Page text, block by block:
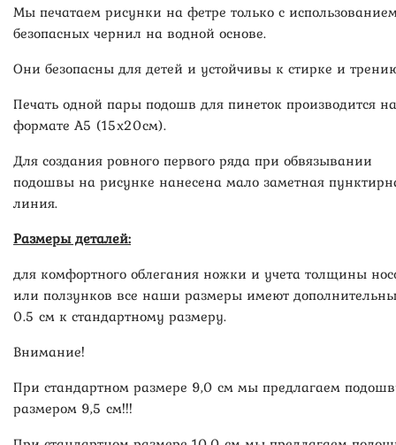
Мы печатаем рисунки на фетре только с
безопасных чернил на водной основе.
Они безопасны для детей и устойчивы к стирке и
Печать одной пары подошв для пинеток производится на
формате А5 (15х20см).
Для создания ровного первого ряда при обвязывании
подошвы на рисунке нанесена мало заметная
линия.
Размеры деталей:
для комфортного облегания ножки и учета толщины
или ползунков все наши размеры имеют
0.5 см к стандартному размеру.
Внимание!
При стандартном размере 9,0 см мы предлагаем
размером 9,5 см!!!